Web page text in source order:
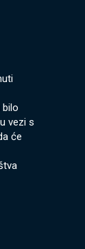
vezi s
će